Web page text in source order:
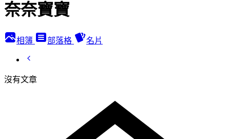
奈奈寶寶
相簿 部落格 名片
沒有文章